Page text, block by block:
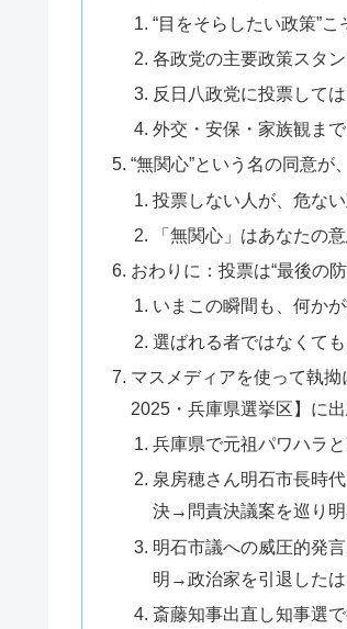
“目をそらしたい政策”
各政党の主要政策スタ
反日八政党に投票して
外交・安保・家族観ま
“無関心”という名の同意が
投票しない人が、危な
「無関心」はあなたの
おわりに：投票は“最後の
いまこの瞬間も、何か
選ばれる者ではなくても
マスメディアを使って執
2025・兵庫県選挙区】に
兵庫県で元祖パワハラ
泉房穂さん明石市長時
決→問責決議案を巡り明
明石市議への威圧的発
明→政治家を引退した
斎藤知事出直し知事選